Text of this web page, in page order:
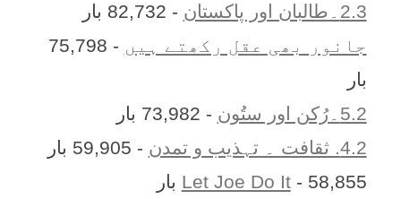
2.3۔طالبان اور پاکستان
- 82,732 بار
جانور بھی عقل رکھتے ہیں
- 75,798
بار
5.2۔رُکن اور ستُون
- 73,982 بار
4.2. ثقافت ۔ تہذیب و تمدن
- 59,905 بار
Let Joe Do It- 58,855 بار